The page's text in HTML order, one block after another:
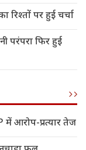
रिश्तों पर हुई चर्चा
परंपरा फिर हुई
में आरोप-प्रत्यार तेज